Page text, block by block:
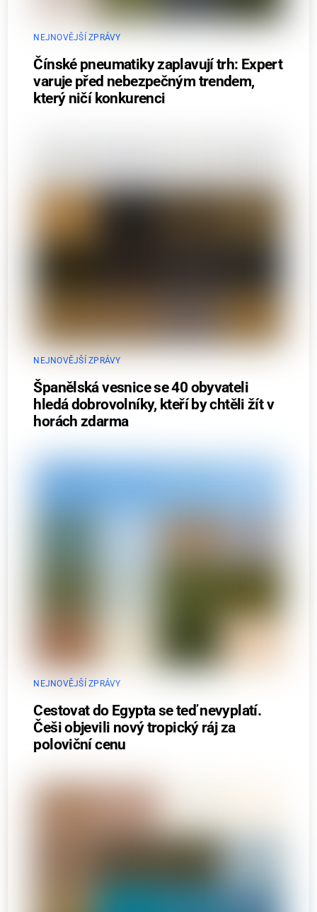
NEJNOVĚJŠÍ ZPRÁVY
Čínské pneumatiky zaplavují trh: Expert
varuje před nebezpečným trendem,
který ničí konkurenci
NEJNOVĚJŠÍ ZPRÁVY
Španělská vesnice se 40 obyvateli
hledá dobrovolníky, kteří by chtěli žít v
horách zdarma
NEJNOVĚJŠÍ ZPRÁVY
Cestovat do Egypta se teď nevyplatí.
Češi objevili nový tropický ráj za
poloviční cenu